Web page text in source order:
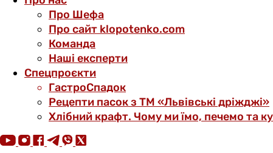
Про Шефа
Про сайт klopotenko.com
Команда
Наші експерти
Спецпроєкти
ГастроСпадок
Рецепти пасок з ТМ «Львівські дріжджі»
Хлібний крафт. Чому ми їмо, печемо та